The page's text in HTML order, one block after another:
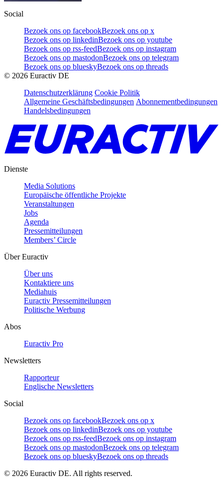
Social
Bezoek ons op facebookBezoek ons op x
Bezoek ons op linkedinBezoek ons op youtube
Bezoek ons op rss-feedBezoek ons op instagram
Bezoek ons op mastodonBezoek ons op telegram
Bezoek ons op blueskyBezoek ons op threads
© 2026 Euractiv DE
Datenschutzerklärung Cookie Politik
Allgemeine Geschäftsbedingungen Abonnementbedingungen
Handelsbedingungen
Dienste
Media Solutions
Europäische öffentliche Projekte
Veranstaltungen
Jobs
Agenda
Pressemitteilungen
Members’ Circle
Über Euractiv
Über uns
Kontaktiere uns
Mediahuis
Euractiv Pressemitteilungen
Politische Werbung
Abos
Euractiv Pro
Newsletters
Rapporteur
Englische Newsletters
Social
Bezoek ons op facebookBezoek ons op x
Bezoek ons op linkedinBezoek ons op youtube
Bezoek ons op rss-feedBezoek ons op instagram
Bezoek ons op mastodonBezoek ons op telegram
Bezoek ons op blueskyBezoek ons op threads
© 2026 Euractiv DE. All rights reserved.